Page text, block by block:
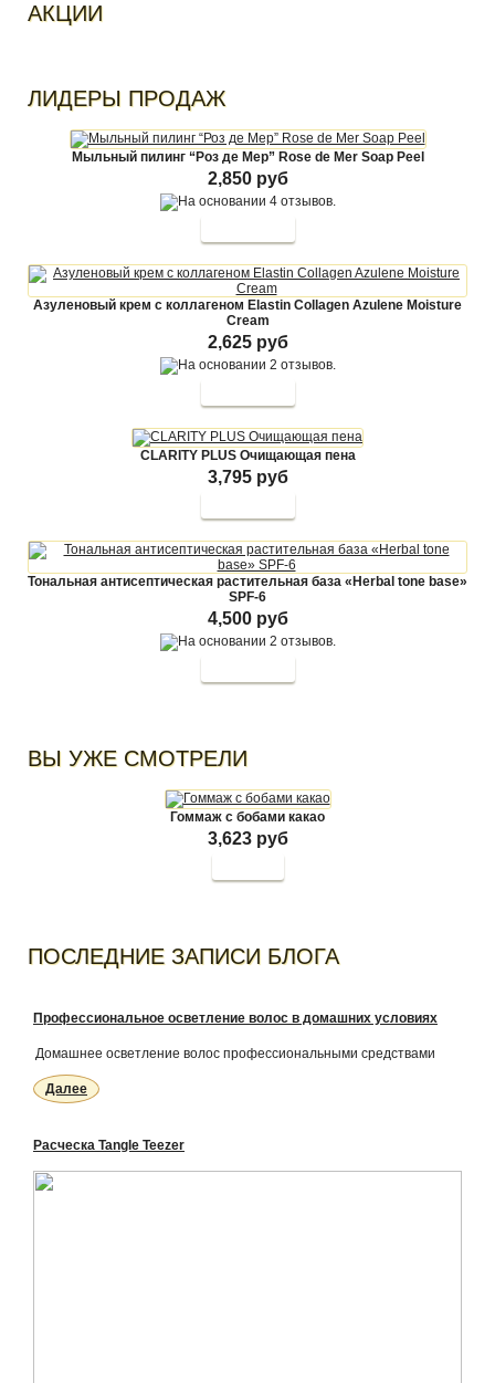
АКЦИИ
ЛИДЕРЫ ПРОДАЖ
Мыльный пилинг “Роз де Мер” Rose de Mer Soap Peel
2,850 руб
Азуленовый крем с коллагеном Elastin Collagen Azulene Moisture
Cream
2,625 руб
CLARITY PLUS Очищающая пена
3,795 руб
Тональная антисептическая растительная база «Herbal tone base»
SPF-6
4,500 руб
ВЫ УЖЕ СМОТРЕЛИ
Гоммаж с бобами какао
3,623 руб
ПОСЛЕДНИЕ ЗАПИСИ БЛОГА
Профессиональное осветление волос в домашних условиях
Домашнее осветление волос профессиональными средствами
Далее
Расческа Tangle Teezer